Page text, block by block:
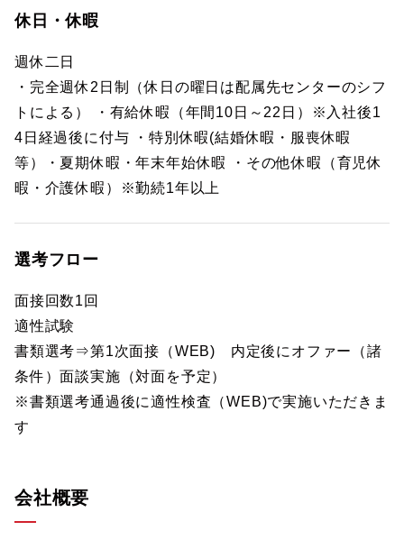
休日・休暇
週休二日
・完全週休2日制（休日の曜日は配属先センターのシフ
トによる） ・有給休暇（年間10日～22日）※入社後1
4日経過後に付与 ・特別休暇(結婚休暇・服喪休暇
等）・夏期休暇・年末年始休暇 ・その他休暇（育児休
暇・介護休暇）※勤続1年以上
選考フロー
面接回数1回
適性試験
書類選考⇒第1次面接（WEB) 内定後にオファー（諸
条件）面談実施（対面を予定）
※書類選考通過後に適性検査（WEB)で実施いただきま
す
会社概要